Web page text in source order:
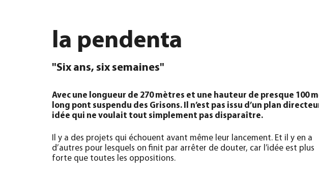
la pendenta
"Six ans, six semaines"
Avec une longueur de 270 mètres et une hauteur de presque 100
long pont suspendu des Grisons. Il n’est pas issu d’un plan
idée qui ne voulait tout simplement pas disparaître.
Il y a des projets qui échouent avant même leur lancement. Et il y en a
d’autres pour lesquels on finit par arrêter de douter, car l’idée est plus
forte que toutes les oppositions.